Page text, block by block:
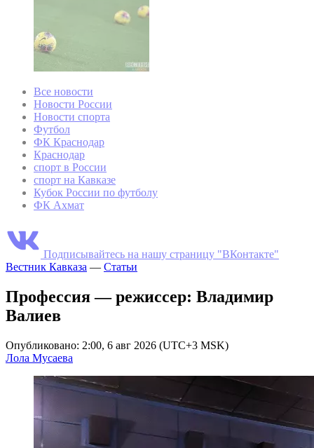
Все новости
Новости России
Новости спорта
Футбол
ФК Краснодар
Краснодар
спорт в России
спорт на Кавказе
Кубок России по футболу
ФК Ахмат
Подписывайтесь на нашу страницу "ВКонтакте"
Вестник Кавказа — Статьи
Профессия — режиссер: Владимир
Валиев
Опубликовано: 2:00, 6 авг 2026 (UTC+3 MSK)
Лола Мусаева